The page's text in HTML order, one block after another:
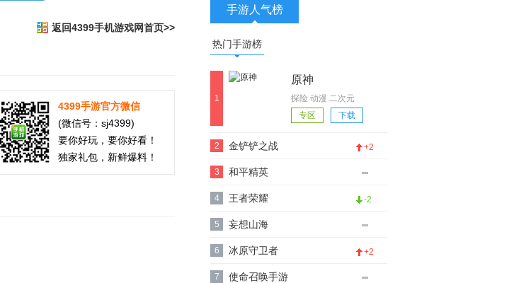
返回4399手机游戏网首页>>
4399手游官方微信
(微信号：sj4399)
要你好玩，要你好看！
独家礼包，新鲜爆料！
手游人气榜
热门手游榜
1
原神
探险 动漫 二次元
专区
下载
2 金铲铲之战 +2
3 和平精英
4 王者荣耀 -2
5 妄想山海
6 冰原守卫者 +2
7 使命召唤手游